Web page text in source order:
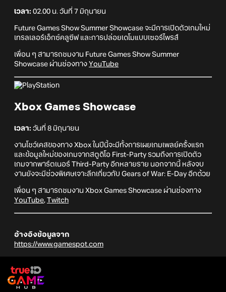
เวลา: 02.00 น. วันที่ 7 มิถุนายน
Future Games Show Summer Showcase จะมีการเปิดตัวเกมใหม่
เทรลเลอร์เอ็กซ์คลูซีฟ และการปล่อยเดโมแบบเซอร์ไพรส์
เพื่อน ๆ สามารถชมงาน Future Games Show Summer
Showcase ผ่านช่องทาง YouTube
Xbox Games Showcase
เวลา: วันที่ 8 มิถุนายน
งานโชว์เคสของทาง Xbox ในปีนี้จะมีทั้งการเผยเกมเพลย์ครั้งแรก
และข้อมูลใหม่ของเกมจากสตูดิโอ First-Party รวมถึงการเปิดตัว
เกมจากพาร์ตเนอร์ Third-Party อีกหลายราย นอกจากนี้ หลังจบ
งานยังจะมีช่วงพิเศษเจาะลึกเกี่ยวกับ Gears of War: E-Day อีกด้วย
เพื่อน ๆ สามารถชมงาน Xbox Games Showcase ผ่านช่องทาง
YouTube, Twitch
อ้างอิงข้อมูลจาก
https://www.gamespot.com